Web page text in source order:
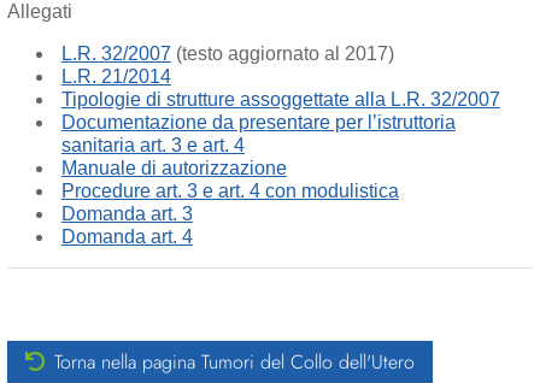
Allegati
L.R. 32/2007 (testo aggiornato al 2017)
L.R. 21/2014
Tipologie di strutture assoggettate alla L.R. 32/2007
Documentazione da presentare per l’istruttoria
sanitaria art. 3 e art. 4
Manuale di autorizzazione
Procedure art. 3 e art. 4 con modulistica
Domanda art. 3
Domanda art. 4
Torna nella pagina Tumori del Collo dell'Utero